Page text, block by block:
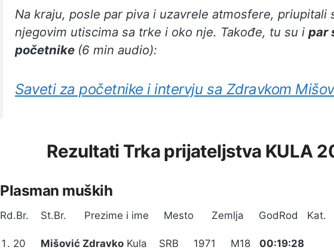
Na kraju, posle par piva i uzavrele atmosfere, priupitali
njegovim utiscima sa trke i oko nje. Takođe, tu su i par
početnike (6 min audio):
Saveti za početnike i intervju sa Zdravkom
Rezultati Trka prijateljstva KULA
Plasman muških
Rd.Br. St.Br. Prezime i ime Mesto Zemlja GodRod Kat.
20 Mišović Zdravko Kula SRB 1971 M18 00:19:28